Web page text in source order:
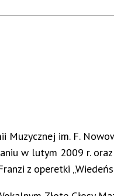
Muzycznej im. F.
w lutym 2009 r.
z operetki